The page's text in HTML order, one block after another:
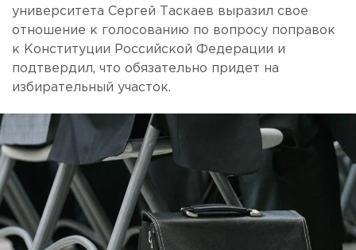
университета Сергей Таскаев выразил свое
отношение к голосованию по вопросу поправок
к Конституции Российской Федерации и
подтвердил, что обязательно придет на
избирательный участок.